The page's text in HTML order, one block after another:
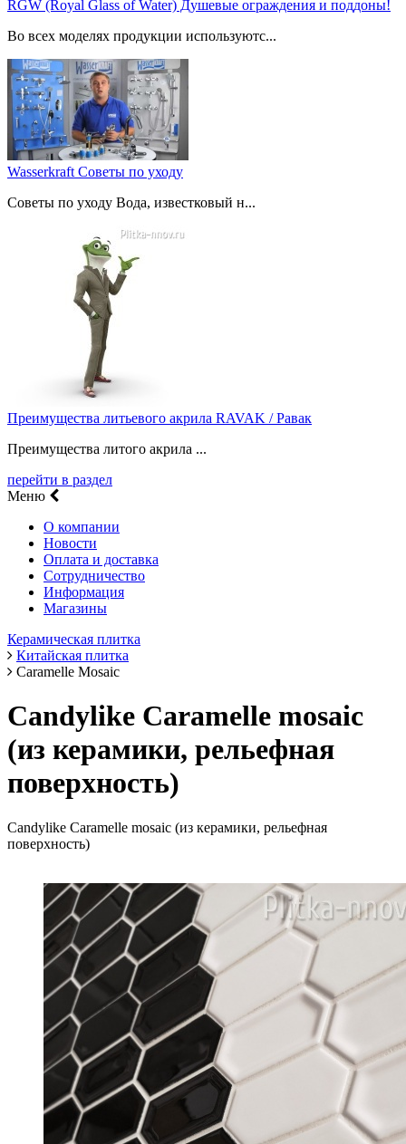
RGW (Royal Glass of Water) Душевые ограждения и поддоны!
Во всех моделях продукции используютс...
Wasserkraft Советы по уходу
Советы по уходу Вода, известковый н...
Преимущества литьевого акрила RAVAK / Равак
Преимущества литого акрила ...
перейти в раздел
Меню
О компании
Новости
Оплата и доставка
Сотрудничество
Информация
Магазины
Керамическая плитка
Китайская плитка
Caramelle Mosaic
Candylike Caramelle mosaic
(из керамики, рельефная
поверхность)
Candylike Caramelle mosaic (из керамики, рельефная
поверхность)